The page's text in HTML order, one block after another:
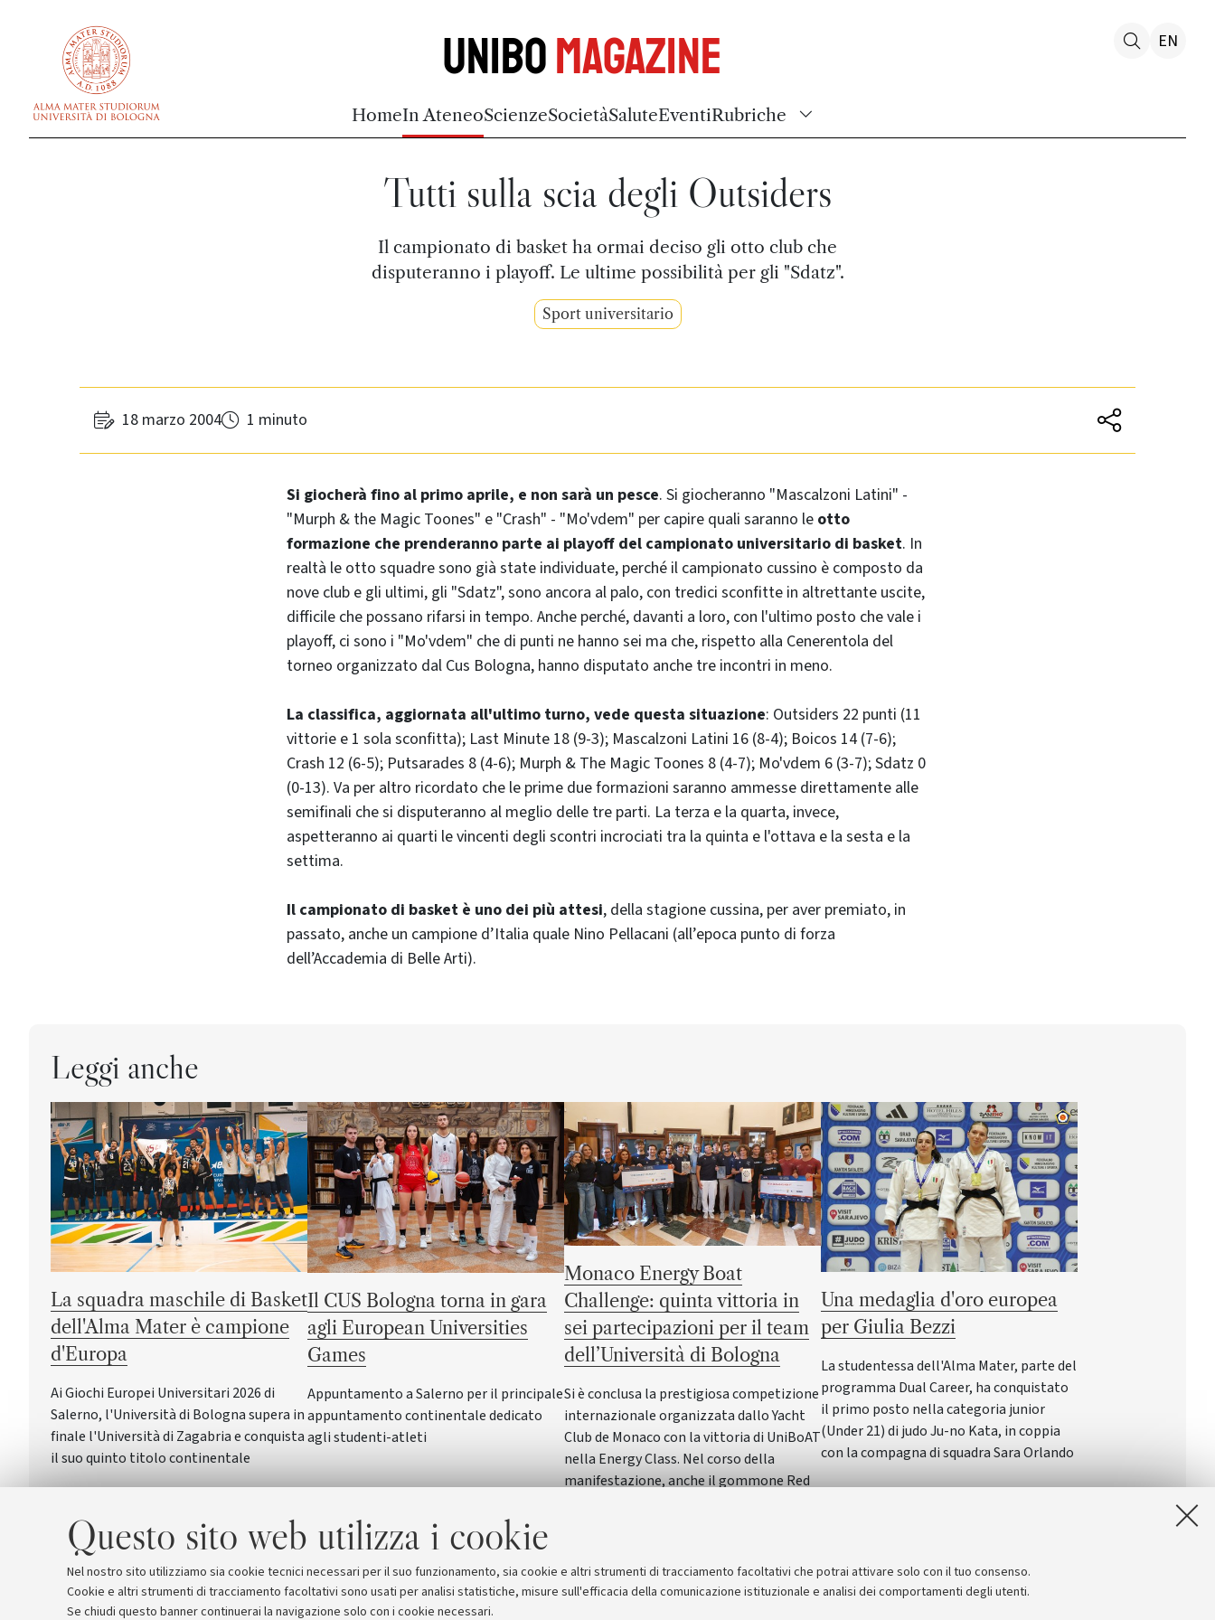
Questo sito web utilizza i cookie
Nel nostro sito utilizziamo sia cookie tecnici necessari per il suo funzionamento, sia cookie e altri strumenti di tracciamento facoltativi che potrai attivare solo con il tuo consenso.
Cookie e altri strumenti di tracciamento facoltativi sono usati per analisi statistiche, misure sull'efficacia della comunicazione istituzionale e analisi dei comportamenti degli utenti.
Se chiudi questo banner continuerai la navigazione solo con i cookie necessari.
UniboMagazine
HomeIn AteneoScienzeSocietàSaluteEventiRubriche
EN
Tutti sulla scia degli Outsiders
Il campionato di basket ha ormai deciso gli otto club che
disputeranno i playoff. Le ultime possibilità per gli "Sdatz".
Sport universitario
18 marzo 2004 1 minuto
Si giocherà fino al primo aprile, e non sarà un pesce. Si giocheranno "Mascalzoni Latini" -
"Murph & the Magic Toones" e "Crash" - "Mo'vdem" per capire quali saranno le otto
formazione che prenderanno parte ai playoff del campionato universitario di basket. In
realtà le otto squadre sono già state individuate, perché il campionato cussino è composto da
nove club e gli ultimi, gli "Sdatz", sono ancora al palo, con tredici sconfitte in altrettante uscite,
difficile che possano rifarsi in tempo. Anche perché, davanti a loro, con l'ultimo posto che vale i
playoff, ci sono i "Mo'vdem" che di punti ne hanno sei ma che, rispetto alla Cenerentola del
torneo organizzato dal Cus Bologna, hanno disputato anche tre incontri in meno.
La classifica, aggiornata all'ultimo turno, vede questa situazione: Outsiders 22 punti (11
vittorie e 1 sola sconfitta); Last Minute 18 (9-3); Mascalzoni Latini 16 (8-4); Boicos 14 (7-6);
Crash 12 (6-5); Putsarades 8 (4-6); Murph & The Magic Toones 8 (4-7); Mo'vdem 6 (3-7); Sdatz 0
(0-13). Va per altro ricordato che le prime due formazioni saranno ammesse direttamente alle
semifinali che si disputeranno al meglio delle tre parti. La terza e la quarta, invece,
aspetteranno ai quarti le vincenti degli scontri incrociati tra la quinta e l'ottava e la sesta e la
settima.
Il campionato di basket è uno dei più attesi, della stagione cussina, per aver premiato, in
passato, anche un campione d’Italia quale Nino Pellacani (all’epoca punto di forza
dell’Accademia di Belle Arti).
Leggi anche
La squadra maschile di Basket
dell'Alma Mater è campione
d'Europa
Ai Giochi Europei Universitari 2026 di
Salerno, l'Università di Bologna supera in
finale l'Università di Zagabria e conquista
il suo quinto titolo continentale
Il CUS Bologna torna in gara
agli European Universities
Games
Appuntamento a Salerno per il principale
appuntamento continentale dedicato
agli studenti-atleti
Monaco Energy Boat
Challenge: quinta vittoria in
sei partecipazioni per il team
dell’Università di Bologna
Si è conclusa la prestigiosa competizione
internazionale organizzata dallo Yacht
Club de Monaco con la vittoria di UniBoAT
nella Energy Class. Nel corso della
manifestazione, anche il gommone Red
Rettorato
Una medaglia d'oro europea
per Giulia Bezzi
La studentessa dell'Alma Mater, parte del
programma Dual Career, ha conquistato
il primo posto nella categoria junior
(Under 21) di judo Ju-no Kata, in coppia
con la compagna di squadra Sara Orlando